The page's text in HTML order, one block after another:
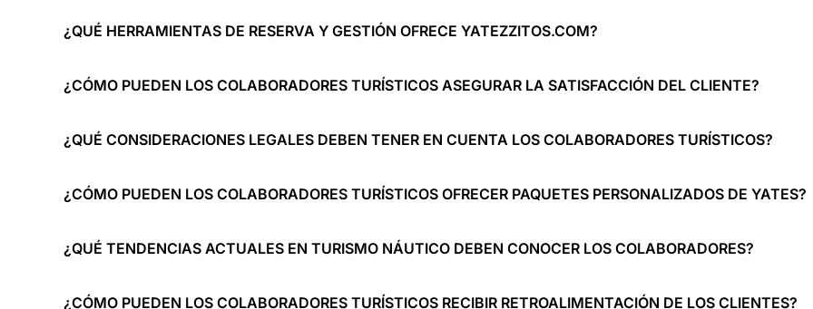
¿QUÉ HERRAMIENTAS DE RESERVA Y GESTIÓN OFRECE YATEZZITOS.COM?
¿CÓMO PUEDEN LOS COLABORADORES TURÍSTICOS ASEGURAR LA SATISFACCIÓN DEL CLIENTE?
¿QUÉ CONSIDERACIONES LEGALES DEBEN TENER EN CUENTA LOS COLABORADORES TURÍSTICOS?
¿CÓMO PUEDEN LOS COLABORADORES TURÍSTICOS OFRECER PAQUETES PERSONALIZADOS DE YATES?
¿QUÉ TENDENCIAS ACTUALES EN TURISMO NÁUTICO DEBEN CONOCER LOS COLABORADORES?
¿CÓMO PUEDEN LOS COLABORADORES TURÍSTICOS RECIBIR RETROALIMENTACIÓN DE LOS CLIENTES?